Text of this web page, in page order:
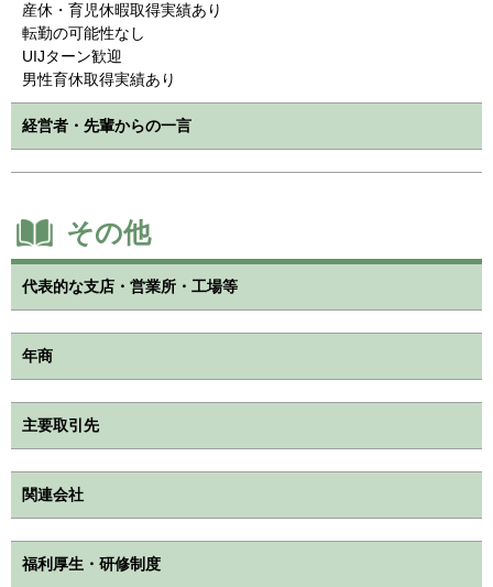
産休・育児休暇取得実績あり
転勤の可能性なし
UIJターン歓迎
男性育休取得実績あり
経営者・先輩からの一言
その他
代表的な支店・営業所・工場等
年商
主要取引先
関連会社
福利厚生・研修制度